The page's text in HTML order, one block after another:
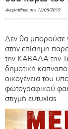
Αναρτήθηκε στις 12/06/2019
Δεν θα μπορούσε
στην επίσημη
την ΚΑΒΑΛΑ την
δημοτική
οικογένεια του
φωτογραφικού
στιγμή ευτυχίας.